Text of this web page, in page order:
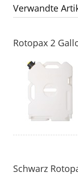
Verwandte
Rotopax 2
Schwarz